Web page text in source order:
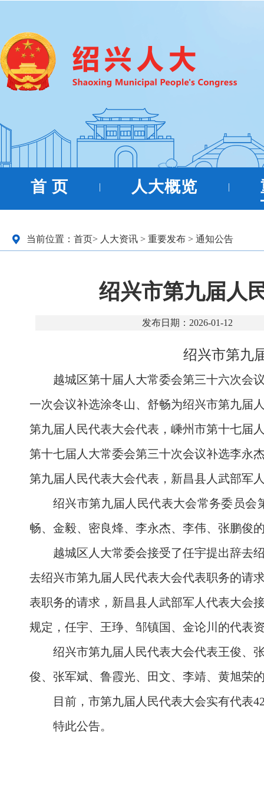
首 页 | 人大概览 |
当前位置： 首页> 人大资讯 > 重要发布 > 通知公告
绍兴市第九届人
发布日期：2026-01-12
绍兴市第九
越城区第十届人大常委会第三十六次会
一次会议补选涂冬山、舒畅为绍兴市第九届
第九届人民代表大会代表，嵊州市第十七届
第十七届人大常委会第三十次会议补选李永
第九届人民代表大会代表，新昌县人武部军
绍兴市第九届人民代表大会常务委员
畅、金毅、密良烽、李永杰、李伟、张鹏俊
越城区人大常委会接受了任宇提出辞去
去绍兴市第九届人民代表大会代表职务的请
表职务的请求，新昌县人武部军人代表大会
规定，任宇、王琤、邹镇国、金论川的代表
绍兴市第九届人民代表大会代表王俊、
俊、张军斌、鲁霞光、田文、李靖、黄旭荣
目前，市第九届人民代表大会实有代表
特此公告。